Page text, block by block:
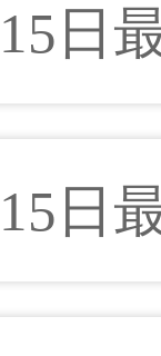
日
日